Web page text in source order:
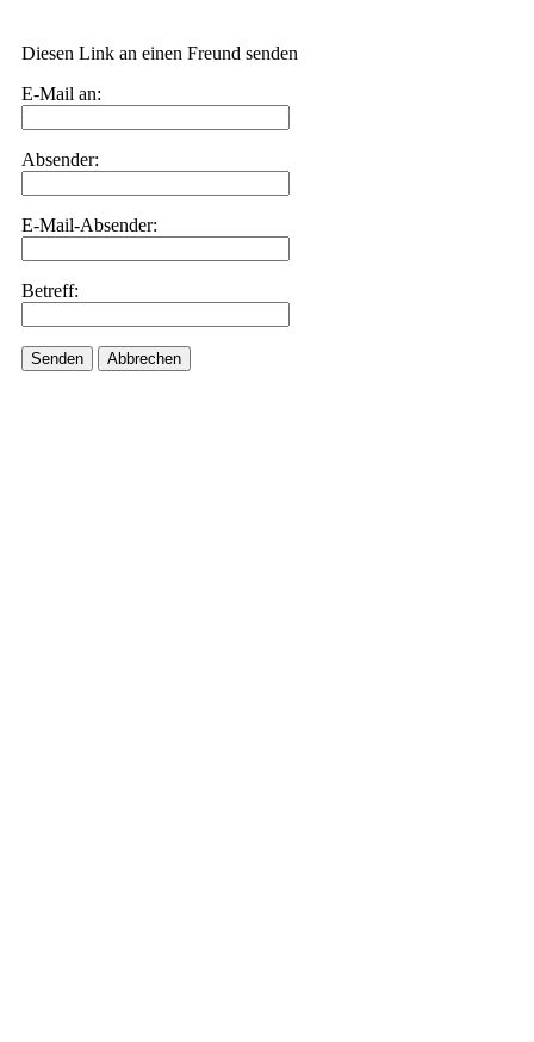
Diesen Link an einen Freund senden
E-Mail an:
Absender:
E-Mail-Absender:
Betreff:
Senden Abbrechen